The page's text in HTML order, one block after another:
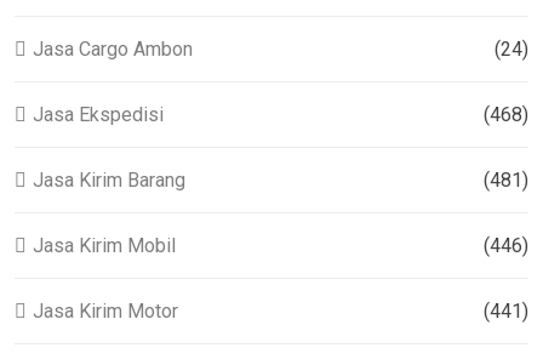
Jasa Cargo Ambon (24)
Jasa Ekspedisi (468)
Jasa Kirim Barang (481)
Jasa Kirim Mobil (446)
Jasa Kirim Motor (441)